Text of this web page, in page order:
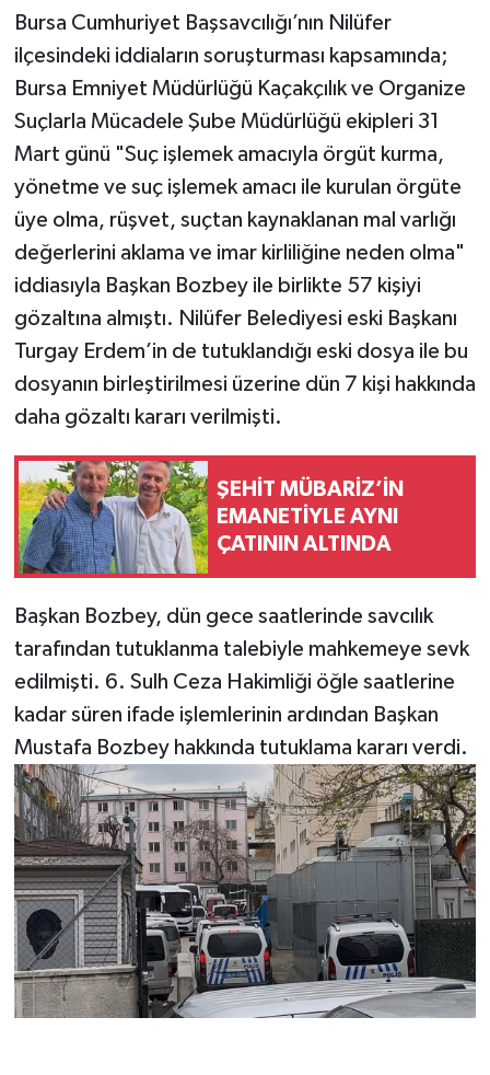
Bursa Cumhuriyet Başsavcılığı’nın Nilüfer
ilçesindeki iddiaların soruşturması kapsamında;
Bursa Emniyet Müdürlüğü Kaçakçılık ve Organize
Suçlarla Mücadele Şube Müdürlüğü ekipleri 31
Mart günü "Suç işlemek amacıyla örgüt kurma,
yönetme ve suç işlemek amacı ile kurulan örgüte
üye olma, rüşvet, suçtan kaynaklanan mal varlığı
değerlerini aklama ve imar kirliliğine neden olma"
iddiasıyla Başkan Bozbey ile birlikte 57 kişiyi
gözaltına almıştı. Nilüfer Belediyesi eski Başkanı
Turgay Erdem’in de tutuklandığı eski dosya ile bu
dosyanın birleştirilmesi üzerine dün 7 kişi hakkında
daha gözaltı kararı verilmişti.
ŞEHİT MÜBARİZ’İN
EMANETİYLE AYNI
ÇATININ ALTINDA
Başkan Bozbey, dün gece saatlerinde savcılık
tarafından tutuklanma talebiyle mahkemeye sevk
edilmişti. 6. Sulh Ceza Hakimliği öğle saatlerine
kadar süren ifade işlemlerinin ardından Başkan
Mustafa Bozbey hakkında tutuklama kararı verdi.